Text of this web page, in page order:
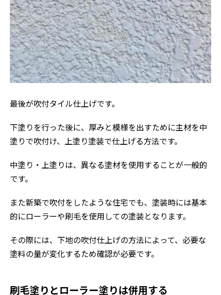
最後が吹付タイル仕上げです。
下塗りを行った後に、厚みと模様を出すために主材を中
塗りで吹付け、上塗り塗装で仕上げる方法です。
中塗り・上塗りは、異なる塗材を使用することが一般的
です。
また新築で吹付をしたような住宅でも、塗装時には基本
的にローラーや刷毛を使用しての塗装となります。
その際には、下地の吹付仕上げの方法によって、必要な
塗料の量が変化するため確認が必要です。
刷毛塗りとローラー塗りは併用する